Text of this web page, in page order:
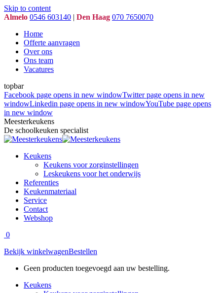
Skip to content
Almelo 0546 603140 | Den Haag 070 7650070
Home
Offerte aanvragen
Over ons
Ons team
Vacatures
topbar
Facebook page opens in new windowTwitter page opens in new
windowLinkedin page opens in new windowYouTube page opens
in new window
Meesterkeukens
De schoolkeuken specialist
Keukens
Keukens voor zorginstellingen
Leskeukens voor het onderwijs
Referenties
Keukenmateriaal
Service
Contact
Webshop
0
Bekijk winkelwagenBestellen
Geen producten toegevoegd aan uw bestelling.
Keukens